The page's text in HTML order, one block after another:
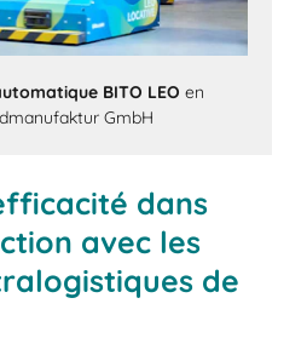
BITO LEO en
GmbH
dans
avec les
de